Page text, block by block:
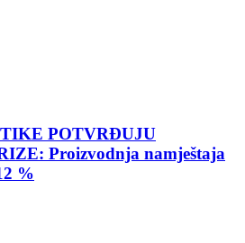
POTVRĐUJU
Proizvodnja namještaja
%